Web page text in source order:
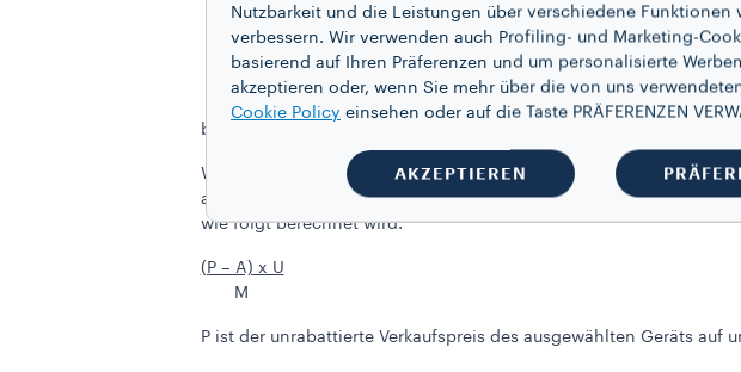
senden Ihnen Ihre ausgewählte Maschine mit Ihrer ersten
Bestellung ab), und Sie verpflichten sich, die unten
Mindestbestellmenge erreicht haben, wandelt sich Ihr
günstigereAbonnement für Kaffeebohnengemäß Absatz „I“
b)
Wenn Sie ein „Lavazza A Modo Mio Maschinen- und Kapsel-
abgeschlossen haben und Ihr Abonnement kündigen, bevor Sie
wie folgt berechnet wird:
(P – A) x U
M
P ist der unrabattierte Verkaufspreis des ausgewählten Geräts auf
Nutzbarkeit und die Leistungen über verschiedene
verbessern. Wir verwenden auch Profiling- und Marketing-
basierend auf Ihren Präferenzen und um personalisierte
akzeptieren oder, wenn Sie mehr über die von uns
Cookie Policy einsehen oder auf die Taste PRÄFERENZEN
AKZEPTIEREN